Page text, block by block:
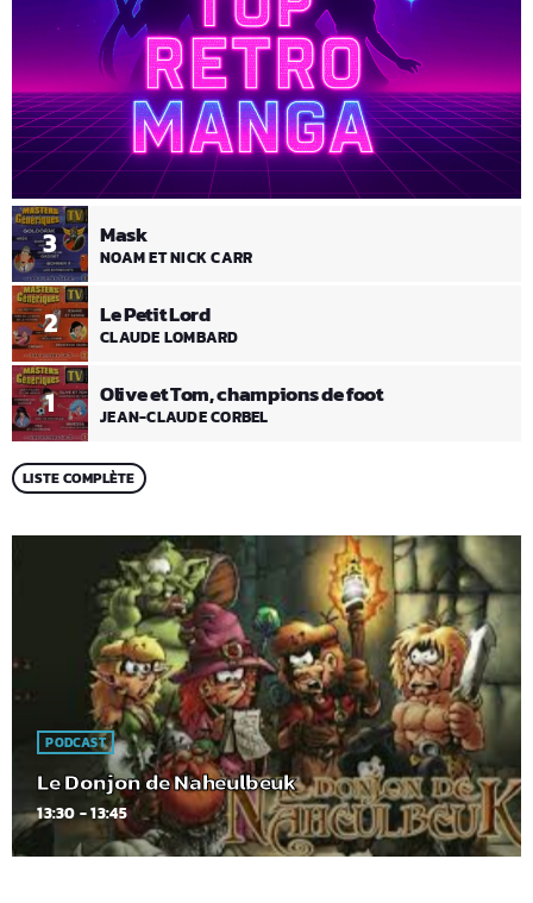
1 Olive et Tom, champions de foot
JEAN-CLAUDE CORBEL
2 Le Petit Lord
CLAUDE LOMBARD
3 Mask
NOAM ET NICK CARR
LISTE COMPLÈTE
PODCAST
Le Donjon de Naheulbeuk
13:30 - 13:45